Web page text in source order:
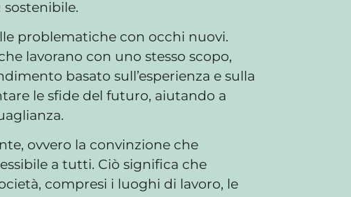
problematiche con occhi nuovi.
lavorano con uno stesso scopo,
basato sull’esperienza e sulla
le sfide del futuro, aiutando a
ovvero la convinzione che
a tutti. Ciò significa che
compresi i luoghi di lavoro, le